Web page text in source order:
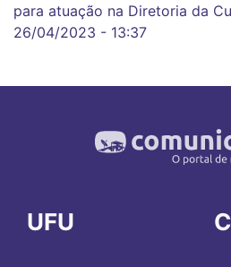
para atuação na Diretoria da
26/04/2023 - 13:37
UFU